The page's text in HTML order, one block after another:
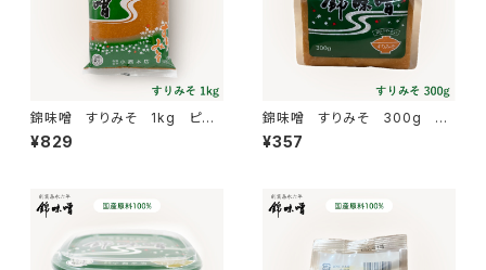
錦味噌 すりみそ 1kg ピロ
ー
¥829
錦味噌 すりみそ 300g ガ
ゼット
¥357